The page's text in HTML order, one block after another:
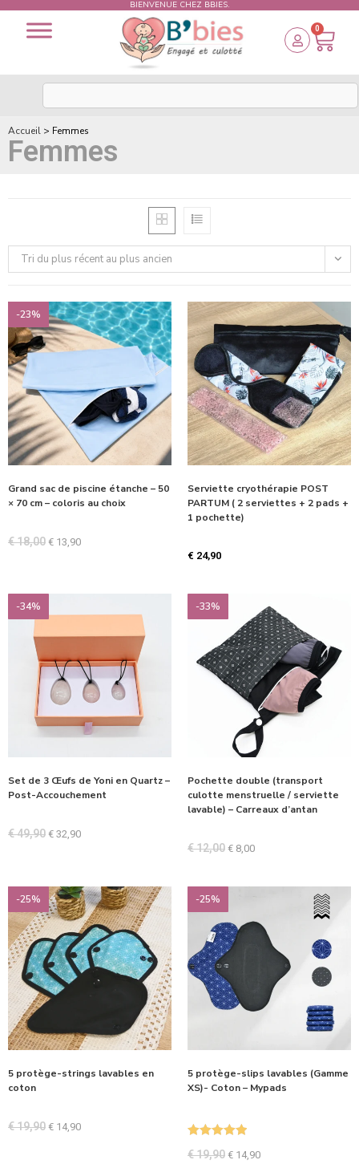
BIENVENUE CHEZ BBIES.
0
Accueil > Femmes
Femmes
Tri du plus récent au plus ancien
-23%
Grand sac de piscine étanche – 50
× 70 cm – coloris au choix
€18,00 € 13,90
Serviette cryothérapie POST
PARTUM ( 2 serviettes + 2 pads +
1 pochette)
€ 24,90
-34%
Set de 3 Œufs de Yoni en Quartz –
Post-Accouchement
€49,90 € 32,90
-33%
Pochette double (transport
culotte menstruelle / serviette
lavable) – Carreaux d’antan
€12,00 € 8,00
-25%
5 protège-strings lavables en
coton
€19,90 € 14,90
-25%
5 protège-slips lavables (Gamme
XS)- Coton – Mypads
€19,90 € 14,90